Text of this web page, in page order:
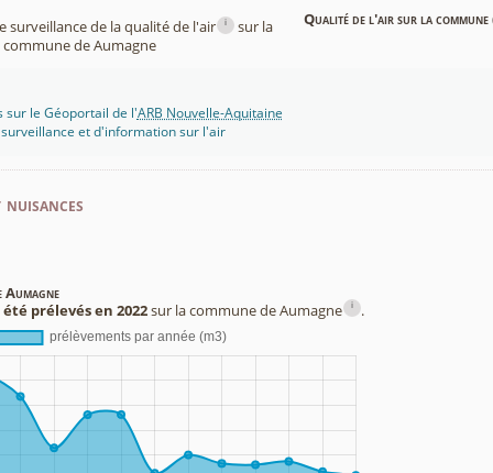
surveillance de la qualité de l'air i
sur la
commune de Aumagne
Qualité de l'air sur la commune
sur le Géoportail de l'ARB Nouvelle-Aquitaine
surveillance et d'information sur l'air
Aumagne
prélevés en 2022sur la commune de Aumagne i .